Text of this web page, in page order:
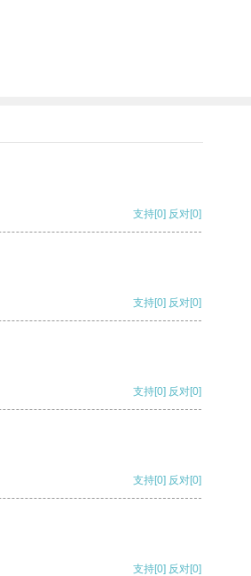
支持[0] 反对[0]
支持[0] 反对[0]
支持[0] 反对[0]
支持[0] 反对[0]
支持[0] 反对[0]